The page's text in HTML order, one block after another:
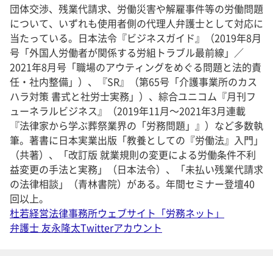
団体交渉、残業代請求、労働災害や解雇事件等の労働問題
について、いずれも使用者側の代理人弁護士として対応に
当たっている。日本法令『ビジネスガイド』（2019年8月
号「外国人労働者が関係する労組トラブル最前線」／
2021年8月号「職場のアウティングをめぐる問題と法的責
任・社内整備」）、『SR』（第65号「介護事業所のカス
ハラ対策 書式と社労士実務」）、綜合ユニコム『月刊フ
ューネラルビジネス』（2019年11月～2021年3月連載
『法律家から学ぶ葬祭業界の「労務問題」』）など多数執
筆。著書に日本実業出版「教養としての『労働法』入門」
（共著）、「改訂版 就業規則の変更による労働条件不利
益変更の手法と実務」（日本法令）、「未払い残業代請求
の法律相談」（青林書院）がある。年間セミナー登壇40
回以上。
杜若経営法律事務所ウェブサイト「労務ネット」
弁護士 友永隆太Twitterアカウント